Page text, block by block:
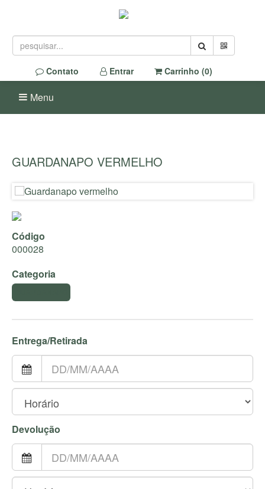
Contato Entrar Carrinho (0)
Menu
GUARDANAPO VERMELHO
Código
000028
Categoria
Entrega/Retirada
Devolução